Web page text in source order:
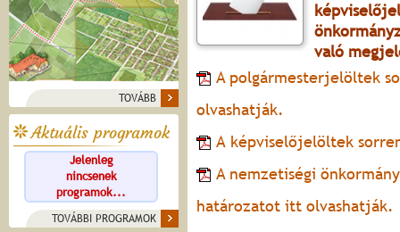
TOVÁBB
Aktuális programok
Jelenleg
nincsenek
programok...
TOVÁBBI PROGRAMOK
való
A polgármesterjelöltek
olvashatják.
A képviselőjelöltek
A nemzetiségi
határozatot itt olvashatják.